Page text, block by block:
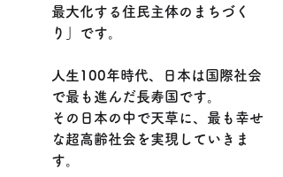
最大化する住民主体のまちづく
り」です。
人生100年時代、日本は国際社会
で最も進んだ長寿国です。
その日本の中で天草に、最も幸せ
な超高齢社会を実現していきま
す。